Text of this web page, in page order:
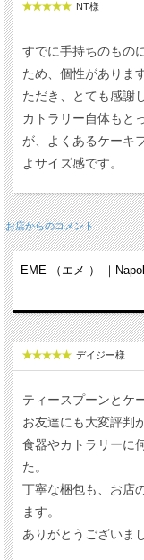
NT様
すでに手持ちのもの
ため、個性がありま
ただき、とても感謝
カトラリー自体もと
が、よくあるケーキ
よサイズ感です。
お店からのコメント
EME （エメ ） ｜
デイジー様
ティースプーンとケ
お友達にも大変評判
食器やカトラリーに
た。
丁寧な梱包も、お店
ます。
ありがとうございま